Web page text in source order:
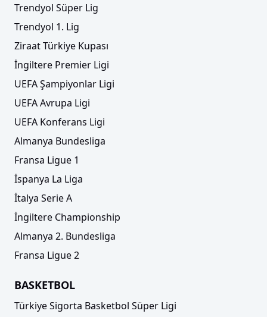
Trendyol Süper Lig
Trendyol 1. Lig
Ziraat Türkiye Kupası
İngiltere Premier Ligi
UEFA Şampiyonlar Ligi
UEFA Avrupa Ligi
UEFA Konferans Ligi
Almanya Bundesliga
Fransa Ligue 1
İspanya La Liga
İtalya Serie A
İngiltere Championship
Almanya 2. Bundesliga
Fransa Ligue 2
BASKETBOL
Türkiye Sigorta Basketbol Süper Ligi